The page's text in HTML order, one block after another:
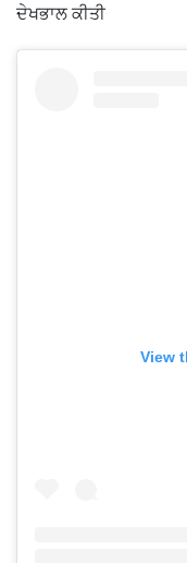
ਦੇਖਭਾਲ ਕੀਤੀ
View